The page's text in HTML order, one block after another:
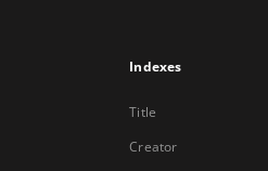
Indexes
Title
Creator